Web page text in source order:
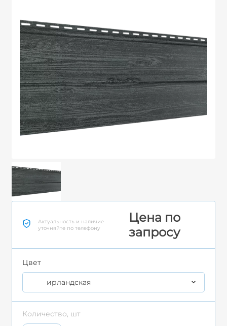
Актуальность и наличие
уточняйте по телефону
Цена по
запросу
Цвет
ирландская
Количество, шт